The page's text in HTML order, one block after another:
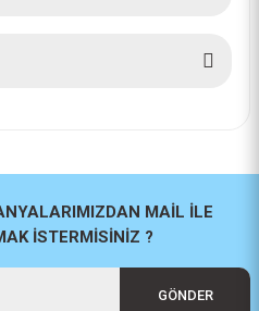
MAİL İLE
İSTERMİSİNİZ ?
GÖNDER